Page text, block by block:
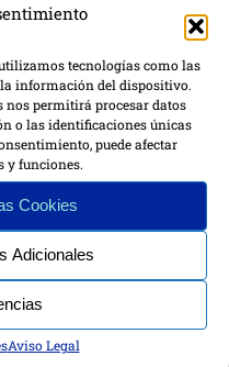
tecnologías como las
información del dispositivo.
nos permitirá procesar datos
o las identificaciones únicas
puede afectar
y funciones.
Cookies
Adicionales
Aviso Legal
por una
en la
locales y de
creativa y divertida.